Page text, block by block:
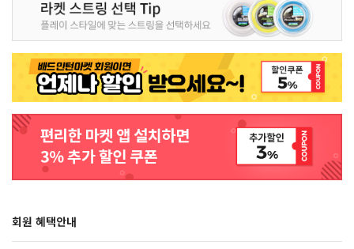
회원 혜택안내